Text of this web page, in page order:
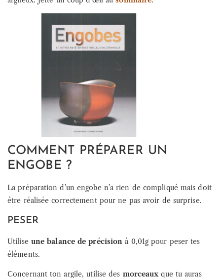
COMMENT PRÉPARER UN
ENGOBE ?
La préparation d’un engobe n’a rien de compliqué mais doit
être réalisée correctement pour ne pas avoir de surprise.
PESER
Utilise une balance de précisionà 0,01g pour peser tes
éléments.
Concernant ton argile, utilise des morceauxque tu auras